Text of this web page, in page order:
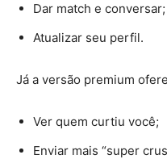
Dar match e conversar;
Atualizar seu perfil.
Já a versão premium
Ver quem curtiu você;
Enviar mais “super